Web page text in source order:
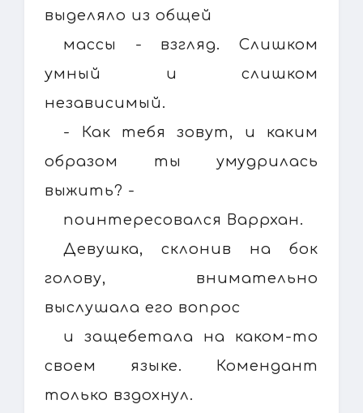
выделяло из общей
массы - взгляд. Слишком
умный и слишком
независимый.
- Как тебя зовут, и каким
образом ты умудрилась
выжить? -
поинтересовался Варрхан.
Девушка, склонив на бок
голову, внимательно
выслушала его вопрос
и защебетала на каком-то
своем языке. Комендант
только вздохнул.